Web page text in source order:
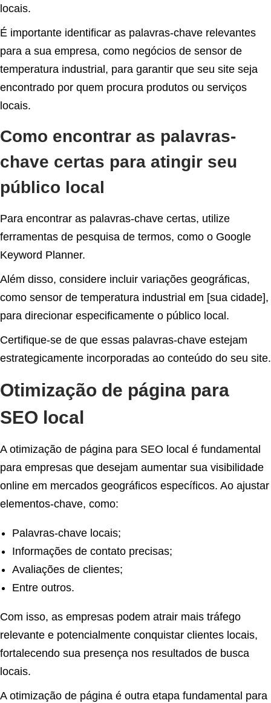
locais.
É importante identificar as palavras-chave relevantes
para a sua empresa, como negócios de sensor de
temperatura industrial, para garantir que seu site seja
encontrado por quem procura produtos ou serviços
locais.
Como encontrar as palavras-
chave certas para atingir seu
público local
Para encontrar as palavras-chave certas, utilize
ferramentas de pesquisa de termos, como o Google
Keyword Planner.
Além disso, considere incluir variações geográficas,
como sensor de temperatura industrial em [sua cidade],
para direcionar especificamente o público local.
Certifique-se de que essas palavras-chave estejam
estrategicamente incorporadas ao conteúdo do seu site.
Otimização de página para
SEO local
A otimização de página para SEO local é fundamental
para empresas que desejam aumentar sua visibilidade
online em mercados geográficos específicos. Ao ajustar
elementos-chave, como:
Palavras-chave locais;
Informações de contato precisas;
Avaliações de clientes;
Entre outros.
Com isso, as empresas podem atrair mais tráfego
relevante e potencialmente conquistar clientes locais,
fortalecendo sua presença nos resultados de busca
locais.
A otimização de página é outra etapa fundamental para